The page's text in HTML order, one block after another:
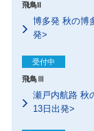
飛鳥II
博多発 秋の博
発>
飛鳥Ⅲ
受付中
瀬戸内航路 秋
13日出発>